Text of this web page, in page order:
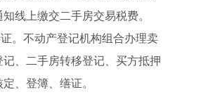
线上缴交二手房交易税费。
不动产登记机构组合办理卖
、二手房转移登记、买方抵押
、登簿、缮证。